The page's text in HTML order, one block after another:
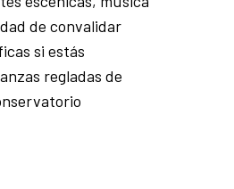
de convalidar
si estás
regladas de